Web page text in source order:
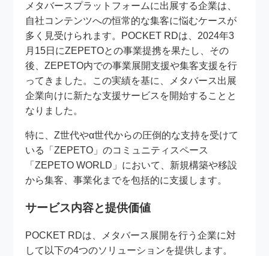
メタバースプラットフォームに出展する企業は、
自社コンテンツへの恒常的な集客に悩むケースが
多く見受けられます。POCKET RDは、2024年3
月15日にZEPETOとの事業提携を果たし、その
後、ZEPETO内での事業展開支援や集客支援を行
ってきました。この実績を基に、メタバース出展
企業向けに新たな支援サービスを開始することと
なりました。
特に、Z世代やα世代からの圧倒的な支持を受けて
いる「ZEPETO」のコミュニティスペース
「ZEPETO WORLD」において、新規構築や移設
から集客、事業化までを包括的に支援します。
サービス内容と提供価値
POCKET RDは、メタバース展開を行う企業に対
して以下の4つのソリューションを提供します。